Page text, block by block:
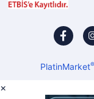
PlatinMarket®
×